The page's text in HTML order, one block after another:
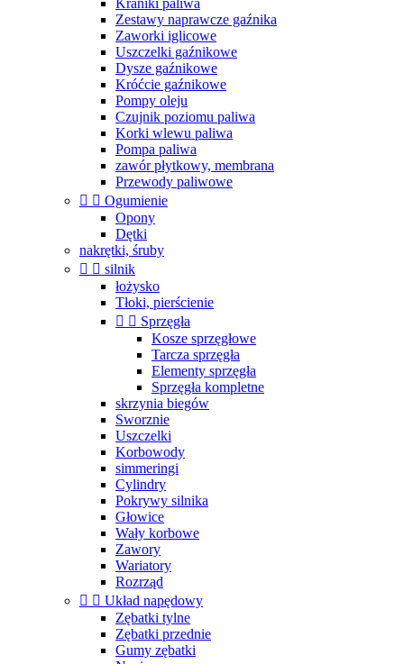
Kraniki paliwa
Zestawy naprawcze gaźnika
Zaworki iglicowe
Uszczelki gaźnikowe
Dysze gaźnikowe
Króćcie gaźnikowe
Pompy oleju
Czujnik poziomu paliwa
Korki wlewu paliwa
Pompa paliwa
zawór płytkowy, membrana
Przewody paliwowe
  Ogumienie
Opony
Dętki
nakrętki, śruby
  silnik
łożysko
Tłoki, pierścienie
  Sprzęgła
Kosze sprzęgłowe
Tarcza sprzęgła
Elementy sprzęgła
Sprzęgła kompletne
skrzynia biegów
Sworznie
Uszczelki
Korbowody
simmeringi
Cylindry
Pokrywy silnika
Głowice
Wały korbowe
Zawory
Wariatory
Rozrząd
  Układ napędowy
Zębatki tylne
Zębatki przednie
Gumy zębatki